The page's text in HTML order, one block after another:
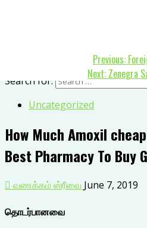
Search for:
Uncategorized
How Much Amoxil
Best Pharmacy To Buy
வணக்கம் ஸ்ரீவை June 7, 2019
Previous:
Next: Zenegra
தொடர்பானவை